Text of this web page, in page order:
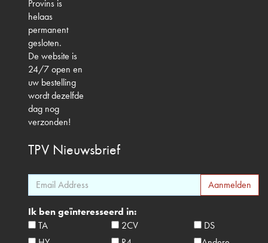
Provins is
helaas
permanent
gesloten.
De website is
24/7 open en
uw bestelling
wordt dezelfde
dag nog
verzonden!
TPV Nieuwsbrief
Ik ben geïnteresseerd in:
TA
2CV
DS